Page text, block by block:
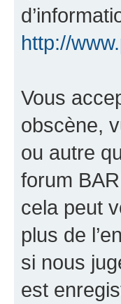
http://
Vous
obscène,
ou autre
forum
cela peut
plus de
si nous
est